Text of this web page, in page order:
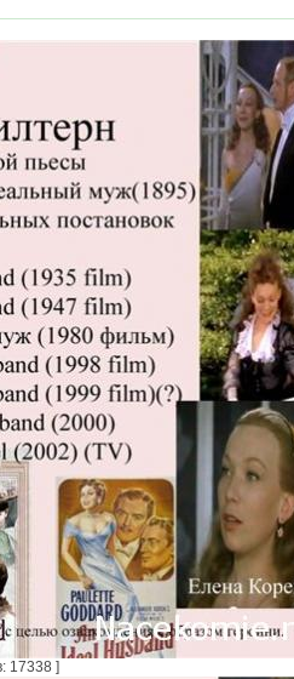
17338 ]